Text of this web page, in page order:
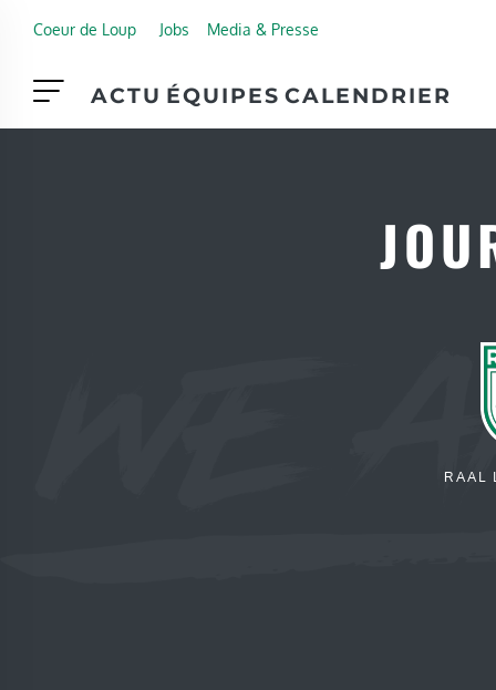
Coeur de Loup Jobs Media & Presse
ACTU ÉQUIPES CALENDRIER
RAAL